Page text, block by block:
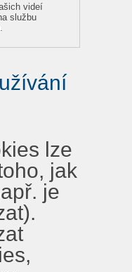
videí
službu
lze
jak
je